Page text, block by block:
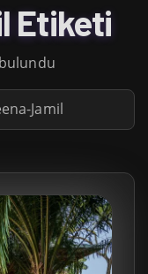
Etiketi
Jamil